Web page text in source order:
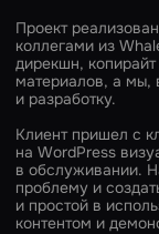
Проект
коллегами из
дирекшн,
материалов, а мы,
и разработку.
Клиент пришел с
на WordPress
в обслуживании.
проблему и
и простой в
контентом и